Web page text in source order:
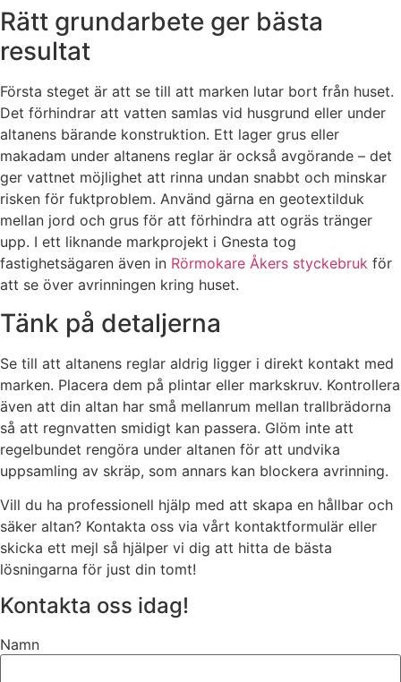
Rätt grundarbete ger bästa
resultat
Första steget är att se till att marken lutar bort från huset.
Det förhindrar att vatten samlas vid husgrund eller under
altanens bärande konstruktion. Ett lager grus eller
makadam under altanens reglar är också avgörande – det
ger vattnet möjlighet att rinna undan snabbt och minskar
risken för fuktproblem. Använd gärna en geotextilduk
mellan jord och grus för att förhindra att ogräs tränger
upp. I ett liknande markprojekt i Gnesta tog
fastighetsägaren även in Rörmokare Åkers styckebruk för
att se över avrinningen kring huset.
Tänk på detaljerna
Se till att altanens reglar aldrig ligger i direkt kontakt med
marken. Placera dem på plintar eller markskruv. Kontrollera
även att din altan har små mellanrum mellan trallbrädorna
så att regnvatten smidigt kan passera. Glöm inte att
regelbundet rengöra under altanen för att undvika
uppsamling av skräp, som annars kan blockera avrinning.
Vill du ha professionell hjälp med att skapa en hållbar och
säker altan? Kontakta oss via vårt kontaktformulär eller
skicka ett mejl så hjälper vi dig att hitta de bästa
lösningarna för just din tomt!
Kontakta oss idag!
Namn